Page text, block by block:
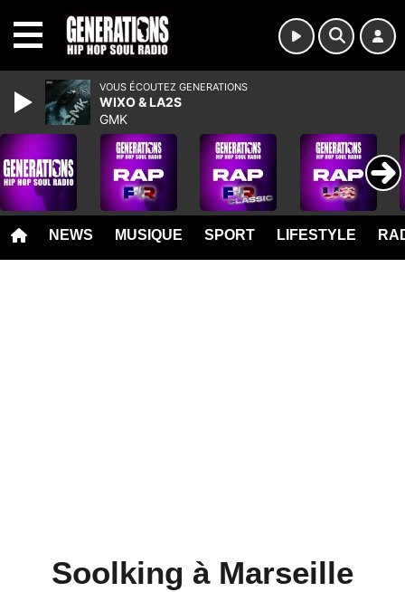
NEWS MUSIQUE SPORT LIFESTYLE
Soolking à Marseille
VOUS ÉCOUTEZ GENERATIONS
WIXO & LA2S
GMK